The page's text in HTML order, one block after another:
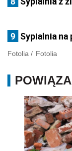
9 Sypialnia na
Fotolia / Fotolia